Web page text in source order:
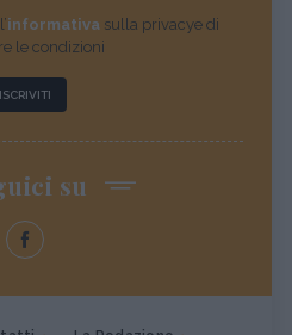
informativasulla privacye di
le condizioni
ISCRIVITI
su